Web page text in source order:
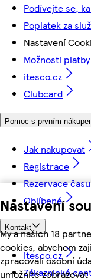
Nastavení
My a našich 18
cookies, abychom
zpracovali osobní
umožníte
Podívejte se,
Poplatek za
Nastavení
Možnosti platby
itesco.cz
Clubcard
Pomoc s prvním
Jak nakupovat
Registrace
Rezervace času
Oblíbené
Kontakt
itesco.cz
Zákaznické